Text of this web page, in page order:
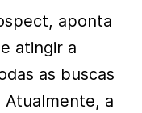
aponta
atingir a
as buscas
a